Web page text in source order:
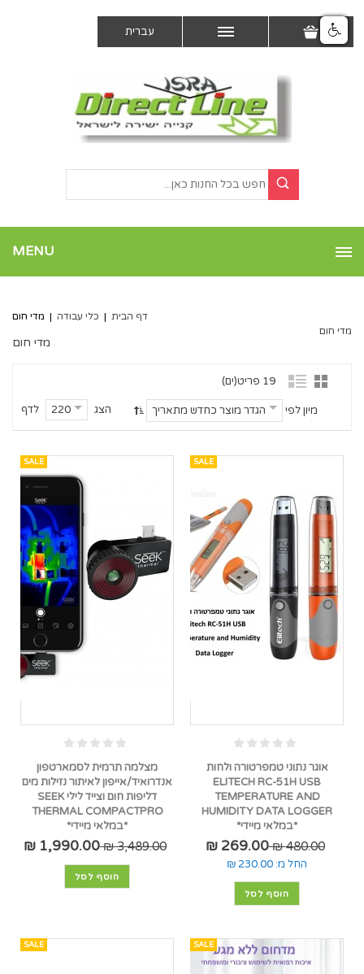
עברית
MENU
דף הבית | כלי עבודה | מדי חום
מדי חום
מדי חום
19 פריט(ים)
הצג 220 לדף מיון לפי הגדר מוצר כחדש מתאריך
SALE
אוגר נתוני טמפרטורה ולחות
ELITECH RC-51H USB
TEMPERATURE AND
HUMIDITY DATA LOGGER
*במלאי מיידי*
480.00 ₪
269.00 ₪
החל מ: 230.00 ₪
הוסף לסל
SALE
מצלמה תרמית לסמארטפון
אנדרואיד/אייפון לאיתור נזילות מים
דליפות חום וצייד לילי SEEK
THERMAL COMPACTPRO
*במלאי מיידי*
3,489.00 ₪
1,990.00 ₪
הוסף לסל
SALE
SALE